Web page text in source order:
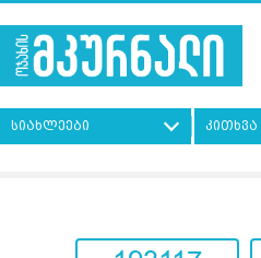
სიახლეები კითხვა